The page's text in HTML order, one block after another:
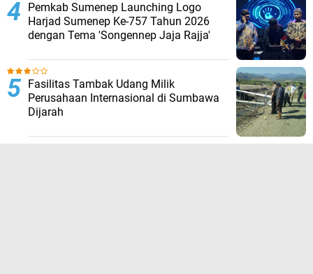
Pemkab Sumenep Launching Logo
Harjad Sumenep Ke-757 Tahun 2026
dengan Tema 'Songennep Jaja Rajja'
Fasilitas Tambak Udang Milik
Perusahaan Internasional di Sumbawa
Dijarah